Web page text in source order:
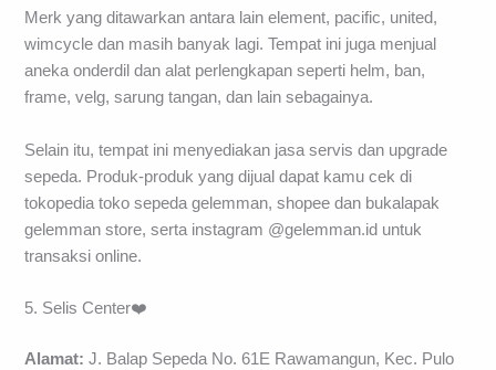
Merk yang ditawarkan antara lain element, pacific, united,
wimcycle dan masih banyak lagi. Tempat ini juga menjual
aneka onderdil dan alat perlengkapan seperti helm, ban,
frame, velg, sarung tangan, dan lain sebagainya.
Selain itu, tempat ini menyediakan jasa servis dan upgrade
sepeda. Produk-produk yang dijual dapat kamu cek di
tokopedia toko sepeda gelemman, shopee dan bukalapak
gelemman store, serta instagram @gelemman.id untuk
transaksi online.
5. Selis Center❤️
Alamat: J. Balap Sepeda No. 61E Rawamangun, Kec. Pulo